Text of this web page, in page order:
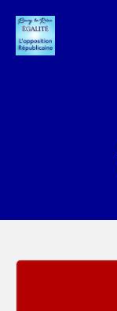
contenu